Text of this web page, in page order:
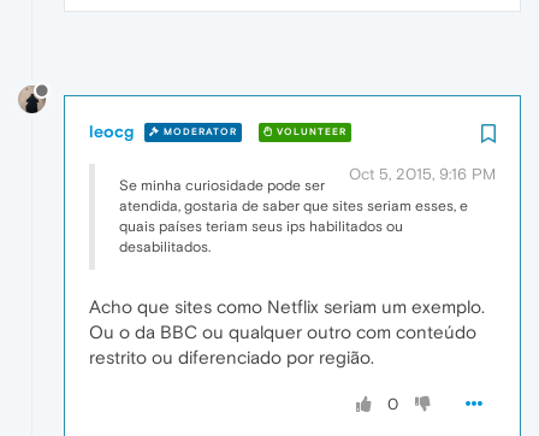
leocg MODERATOR VOLUNTEER
Oct 5, 2015, 9:16 PM
Se minha curiosidade pode ser
atendida, gostaria de saber que sites seriam esses, e
quais países teriam seus ips habilitados ou
desabilitados.
Acho que sites como Netflix seriam um exemplo.
Ou o da BBC ou qualquer outro com conteúdo
restrito ou diferenciado por região.
0